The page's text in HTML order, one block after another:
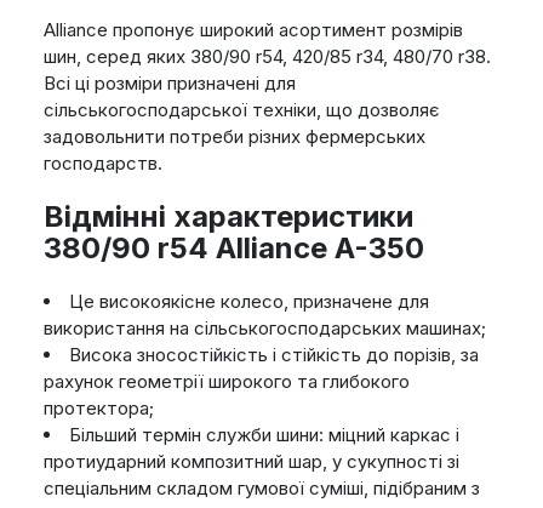
Alliance пропонує широкий асортимент розмірів
шин, серед яких 380/90 r54, 420/85 r34, 480/70 r38.
Всі ці розміри призначені для
сільськогосподарської техніки, що дозволяє
задовольнити потреби різних фермерських
господарств.
Відмінні характеристики
380/90 r54 Alliance A-350
Це високоякісне колесо, призначене для
використання на сільськогосподарських машинах;
Висока зносостійкість і стійкість до порізів, за
рахунок геометрії широкого та глибокого
протектора;
Більший термін служби шини: міцний каркас і
протиударний композитний шар, у сукупності зі
спеціальним складом гумової суміші, підібраним з